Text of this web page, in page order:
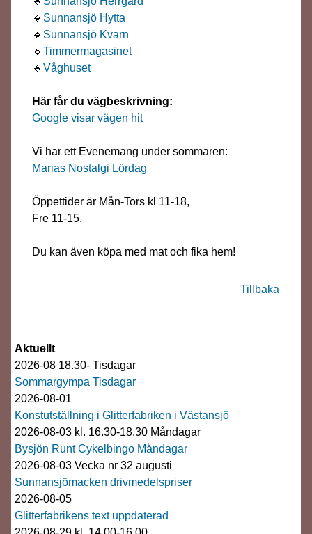
🔹 Sunnansjö Hytta
🔹 Sunnansjö Kvarn
🔹Timmermagasinet
🔹Våghuset
Här får du vägbeskrivning:
Google visar vägen hit
Vi har ett Evenemang under sommaren:
Marias Nostalgi Lördag
Öppettider är Mån-Tors kl 11-18,
Fre 11-15.
Du kan även köpa med mat och fika hem!
Tillbaka
Aktuellt
2026-08 18.30- Tisdagar
Sommargympa Tisdagar
2026-08-01
Konstutställning i Glitterfabriken i Västansjö
2026-08-03 kl. 16.30-18.30 Måndagar
Bysjön Runt Cykelbingo Måndagar
2026-08-03 Vecka nr 32 augusti
Sunnansjömacken drivmedelspriser
2026-08-05
Glitterfabrikens text uppdaterad